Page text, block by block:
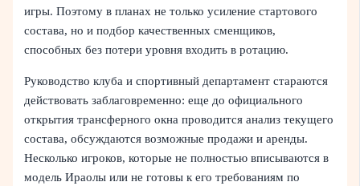
игры. Поэтому в планах не только усиление стартового
состава, но и подбор качественных сменщиков,
способных без потери уровня входить в ротацию.
Руководство клуба и спортивный департамент стараются
действовать заблаговременно: еще до официального
открытия трансферного окна проводится анализ текущего
состава, обсуждаются возможные продажи и аренды.
Несколько игроков, которые не полностью вписываются в
модель Ираолы или не готовы к его требованиям по